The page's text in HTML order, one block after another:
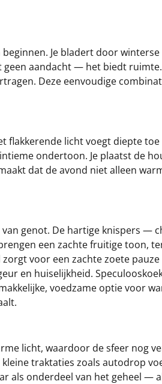
Je bladert door winterse
aandacht — het biedt
Deze eenvoudige
flakkerende licht voegt diepte toe
ondertoon. Je plaatst de
dat de avond niet alleen
genot. De hartige knispers —
een zachte fruitige toon,
voor een zachte zoete pauze
en huiselijkheid.
voedzame optie voor
licht, waardoor de sfeer nog
traktaties zoals autodrop
als onderdeel van het geheel —